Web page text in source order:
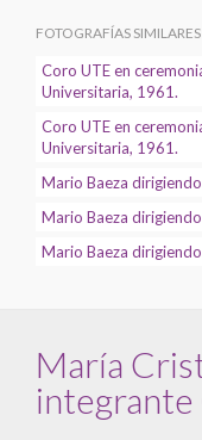
FOTOGRAFÍAS SIMILARES
Coro UTE en
Universitaria, 1961.
Coro UTE en
Universitaria, 1961.
Mario Baeza
Mario Baeza
Mario Baeza
María
integrante